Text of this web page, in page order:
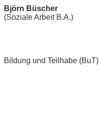
Björn Büscher
(Soziale Arbeit B.A.)
Bildung und Teilhabe (BuT)